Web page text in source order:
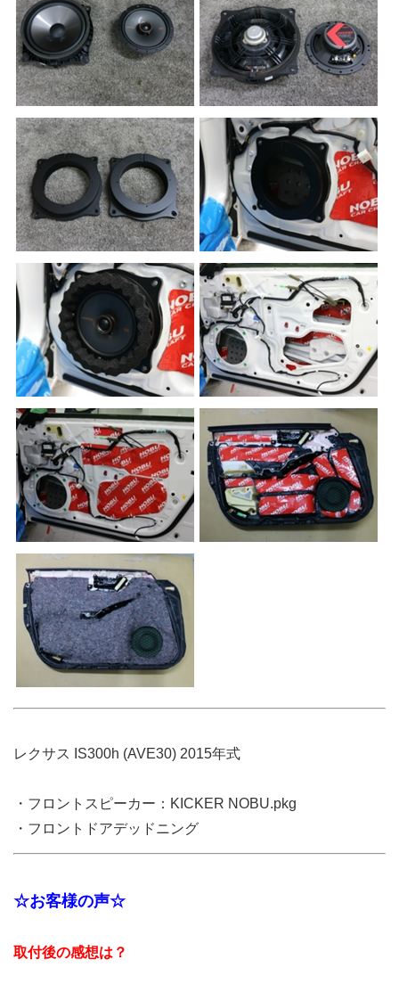
レクサス IS300h (AVE30) 2015年式
・フロントスピーカー：KICKER NOBU.pkg
・フロントドアデッドニング
☆お客様の声☆
取付後の感想は？